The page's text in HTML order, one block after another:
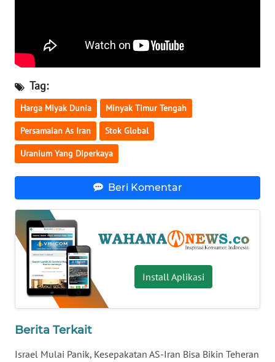
Tag:
Harga Miyak Dunia Minyak Timur Tengah
Persamaian As Iran Stok Global
Uranium Yang Diperkaya
Beri Komentar
Install Aplikasi
Berita Terkait
Israel Mulai Panik, Kesepakatan AS-Iran Bisa Bikin Teheran
WN
WN
SUMSEL
WN
BENGKULU
WN
LAMPUNG
WN
JATENG
WN
NUSANTARA
WN
JOGJA